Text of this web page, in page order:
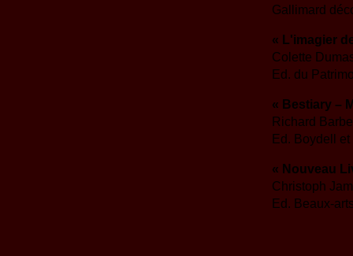
Gallimard
« L'imagier
Colette
Ed. du
« Bestiary –
Richard
Ed. Boydell
« Nouveau
Christoph
Ed. Beaux-